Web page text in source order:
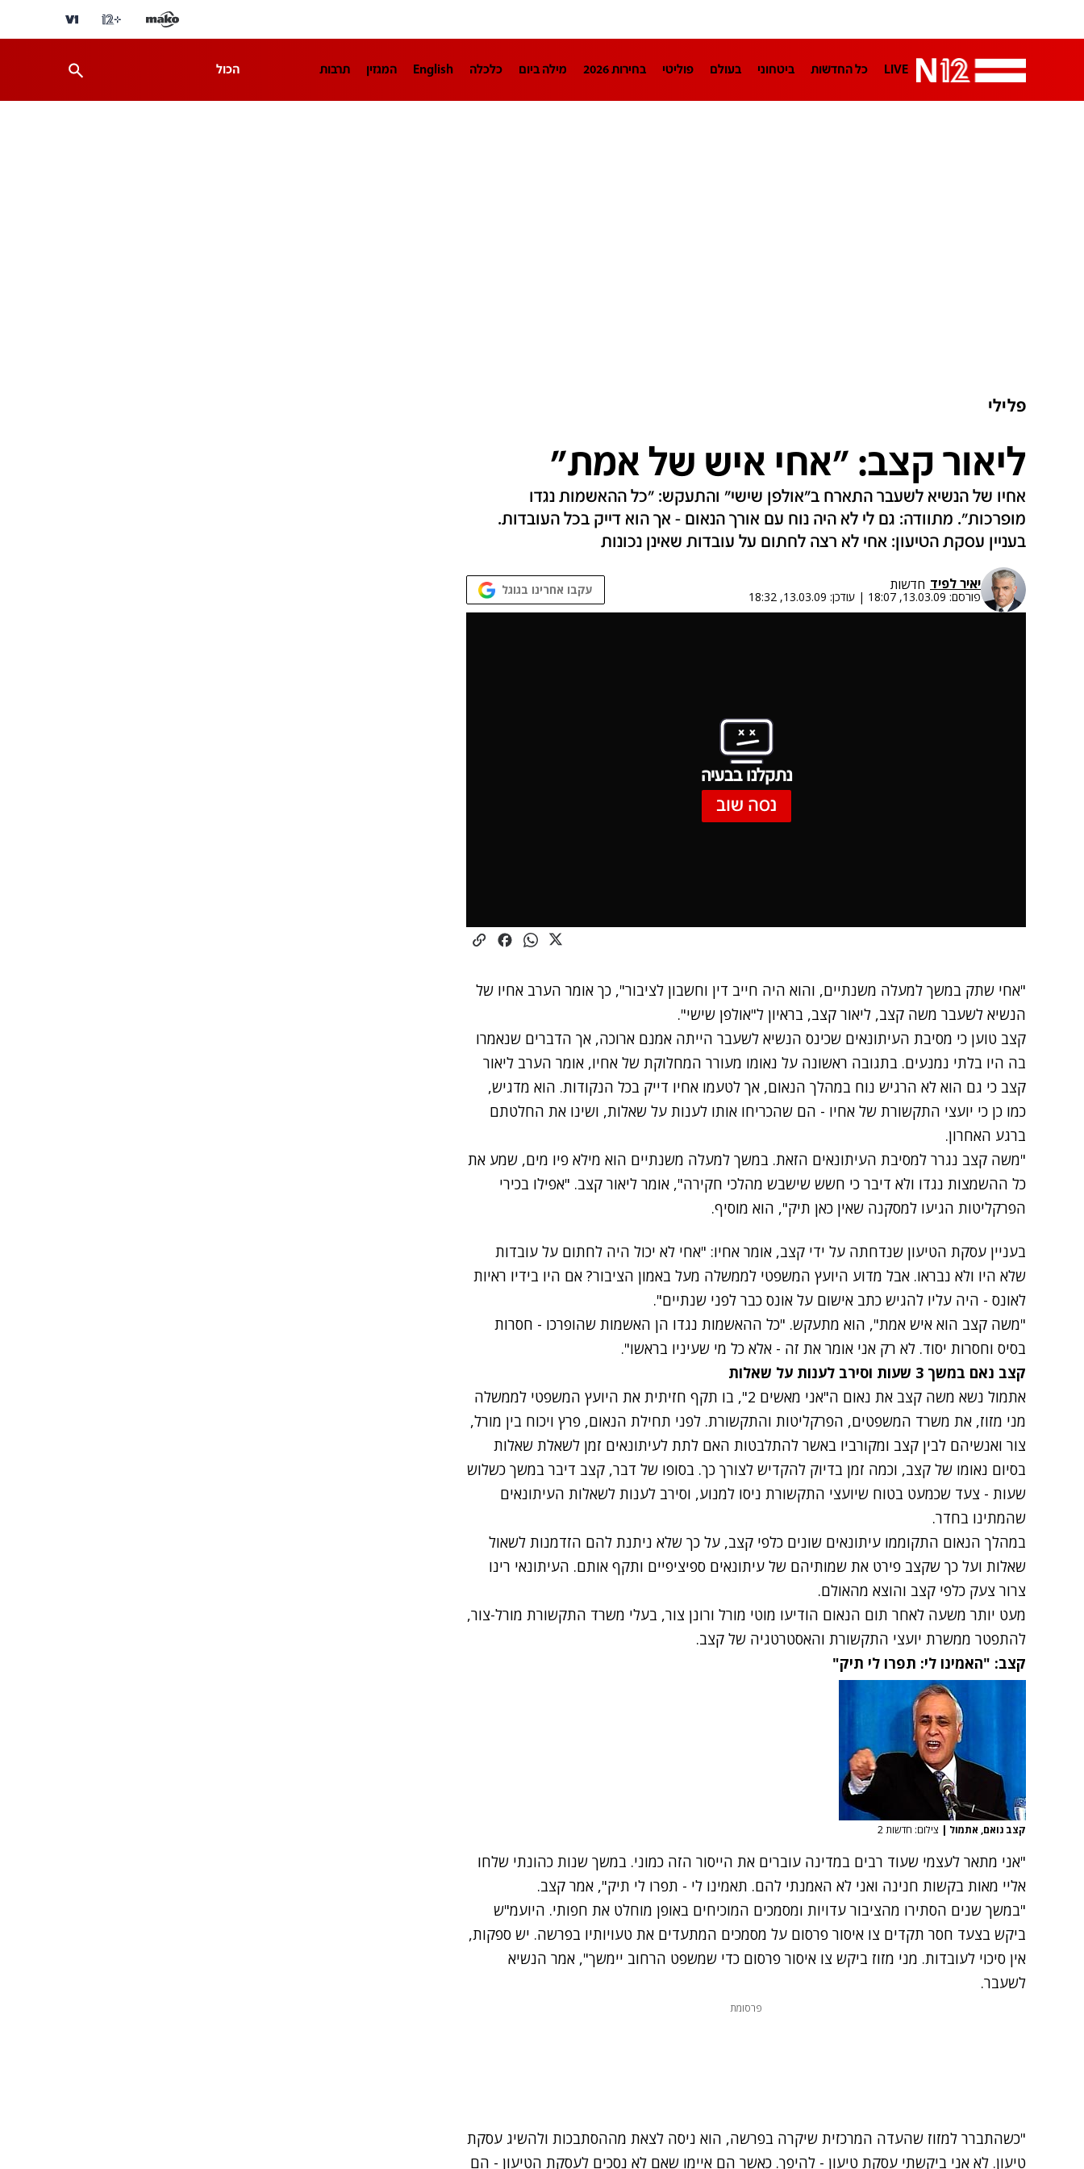
LIVE כל החדשות ביטחוני בעולם פוליטי בחירות 2026 מילה ביום כלכלה English המגזין תרבות הכול
פלילי
ליאור קצב: "אחי איש של אמת"
אחיו של הנשיא לשעבר התארח ב"אולפן שישי" והתעקש: "כל ההאשמות נגדו
מופרכות". מתוודה: גם לי לא היה נוח עם אורך הנאום - אך הוא דייק בכל העובדות.
בעניין עסקת הטיעון: אחי לא רצה לחתום על עובדות שאינן נכונות
יאיר לפיד חדשות
פורסם: 13.03.09, 18:07
| עודכן: 13.03.09, 18:32 עקבו אחרינו בגוגל
נתקלנו בבעיה
נסה שוב
"אחי שתק במשך למעלה משנתיים, והוא היה חייב דין וחשבון לציבור", כך אומר הערב אחיו של
הנשיא לשעבר משה קצב, ליאור קצב, בראיון ל"אולפן שישי".
קצב טוען כי מסיבת העיתונאים שכינס הנשיא לשעבר הייתה אמנם ארוכה, אך הדברים שנאמרו
בה היו בלתי נמנעים. בתגובה ראשונה על נאומו מעורר המחלוקת של אחיו, אומר הערב ליאור
קצב כי גם הוא לא הרגיש נוח במהלך הנאום, אך לטעמו אחיו דייק בכל הנקודות. הוא מדגיש,
כמו כן כי יועצי התקשורת של אחיו - הם שהכריחו אותו לענות על שאלות, ושינו את החלטתם
ברגע האחרון.
"משה קצב נגרר למסיבת העיתונאים הזאת. במשך למעלה משנתיים הוא מילא פיו מים, שמע את
כל ההשמצות נגדו ולא דיבר כי חשש שישבש מהלכי חקירה", אומר ליאור קצב. "אפילו בכירי
הפרקליטות הגיעו למסקנה שאין כאן תיק", הוא מוסיף.
בעניין עסקת הטיעון שנדחתה על ידי קצב, אומר אחיו: "אחי לא יכול היה לחתום על עובדות
שלא היו ולא נבראו. אבל מדוע היועץ המשפטי לממשלה מעל באמון הציבור? אם היו בידיו ראיות
לאונס - היה עליו להגיש כתב אישום על אונס כבר לפני שנתיים".
"משה קצב הוא איש אמת", הוא מתעקש. "כל ההאשמות נגדו הן האשמות שהופרכו - חסרות
בסיס וחסרות יסוד. לא רק אני אומר את זה - אלא כל מי שעיניו בראשו".
קצב נאם במשך 3 שעות וסירב לענות על שאלות
אתמול נשא משה קצב את נאום ה"אני מאשים 2"
, בו תקף חזיתית את היועץ המשפטי לממשלה
מני מזוז, את משרד המשפטים, הפרקליטות והתקשורת. לפני תחילת הנאום, פרץ ויכוח בין מורל,
צור ואנשיהם לבין קצב ומקורביו באשר להתלבטות האם לתת לעיתונאים זמן לשאלת שאלות
בסיום נאומו של קצב, וכמה זמן בדיוק להקדיש לצורך כך. בסופו של דבר, קצב דיבר במשך כשלוש
שעות - צעד שכמעט בטוח שיועצי התקשורת ניסו למנוע, וסירב לענות לשאלות העיתונאים
שהמתינו בחדר.
במהלך הנאום התקוממו עיתונאים שונים כלפי קצב, על כך שלא ניתנת להם הזדמנות לשאול
שאלות ועל כך שקצב פירט את שמותיהם של עיתונאים ספיציפיים ותקף אותם. העיתונאי רינו
צרור צעק כלפי קצב והוצא מהאולם.
מעט יותר משעה לאחר תום הנאום הודיעו מוטי מורל ורונן צור, בעלי משרד התקשורת מורל-צור,
להתפטר ממשרת יועצי התקשורת והאסטרטגיה של קצב.
קצב: "האמינו לי: תפרו לי תיק"
קצב נואם, אתמול | צילום: חדשות 2
"אני מתאר לעצמי שעוד רבים במדינה עוברים את הייסור הזה כמוני. במשך שנות כהונתי שלחו
אליי מאות בקשות חנינה ואני לא האמנתי להם. תאמינו לי - תפרו לי תיק", אמר קצב.
"במשך שנים הסתירו מהציבור עדויות ומסמכים המוכיחים באופן מוחלט את חפותי. היועמ"ש
ביקש בצעד חסר תקדים צו איסור פרסום על מסמכים המתעדים את טעויותיו בפרשה. יש ספקות,
אין סיכוי לעובדות. מני מזוז ביקש צו איסור פרסום כדי שמשפט הרחוב יימשך", אמר הנשיא
לשעבר.
פרסומת
"כשהתברר למזוז שהעדה המרכזית שיקרה בפרשה, הוא ניסה לצאת מההסתבכות ולהשיג עסקת
טיעון. לא אני ביקשתי עסקת טיעון - להיפך. כאשר הם איימו שאם לא נסכים לעסקת הטיעון - הם